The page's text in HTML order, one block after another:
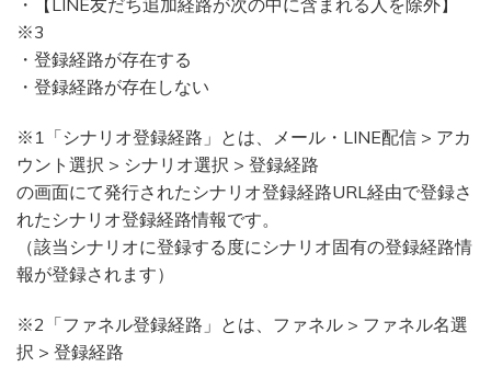
・【LINE友だち追加経路が次の中に含まれる人を除外】
※3
・登録経路が存在する
・登録経路が存在しない
※1「シナリオ登録経路」とは、メール・LINE配信 > アカ
ウント選択 > シナリオ選択 > 登録経路
の画面にて発行されたシナリオ登録経路URL経由で登録さ
れたシナリオ登録経路情報です。
（該当シナリオに登録する度にシナリオ固有の登録経路情
報が登録されます）
※2「ファネル登録経路」とは、ファネル > ファネル名選
択 > 登録経路